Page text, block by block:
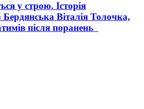
у строю. Історія
Віталія Толочка,
після поранень